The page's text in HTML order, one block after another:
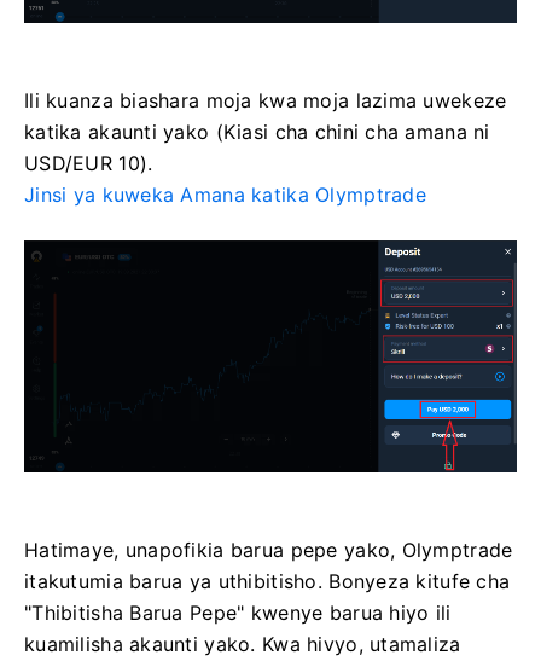
Ili kuanza biashara moja kwa moja lazima uwekeze
katika akaunti yako (Kiasi cha chini cha amana ni
USD/EUR 10).
Jinsi ya kuweka Amana katika Olymptrade
Hatimaye, unapofikia barua pepe yako, Olymptrade
itakutumia barua ya uthibitisho. Bonyeza kitufe cha
"Thibitisha Barua Pepe" kwenye barua hiyo ili
kuamilisha akaunti yako. Kwa hivyo, utamaliza